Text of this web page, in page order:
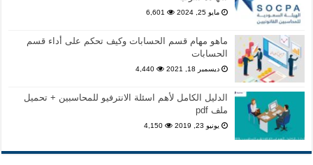
مايو 25, 2024 6,601
ماهو مهام قسم الحسابات وكيف تحكم على أداء قسم
الحسابات
ديسمبر 18, 2021 4,440
الدليل الكامل لأهم اسئلة الانترفيو للمحاسبين + تحميل
ملف pdf
يونيو 23, 2019 4,150